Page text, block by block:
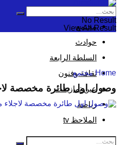
مجتمع
حوادث
السلطة الرابعة
ثقافة وفنون
عين تمازيغت
رياضة
الملاحظ tv
No Result
View All Result
Home مجتمع
وصول اول طائرة مخصصة